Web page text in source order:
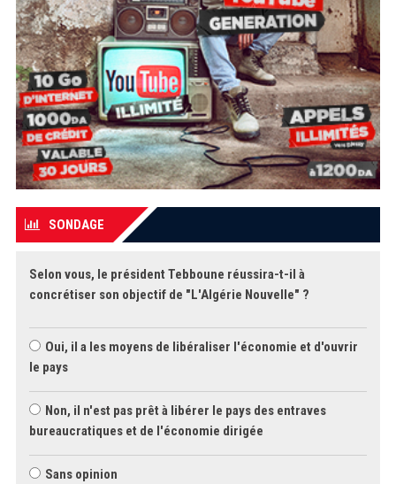
SONDAGE
Selon vous, le président Tebboune réussira-t-il à
concrétiser son objectif de "L'Algérie Nouvelle" ?
Oui, il a les moyens de libéraliser l'économie et d'ouvrir
le pays
Non, il n'est pas prêt à libérer le pays des entraves
bureaucratiques et de l'économie dirigée
Sans opinion